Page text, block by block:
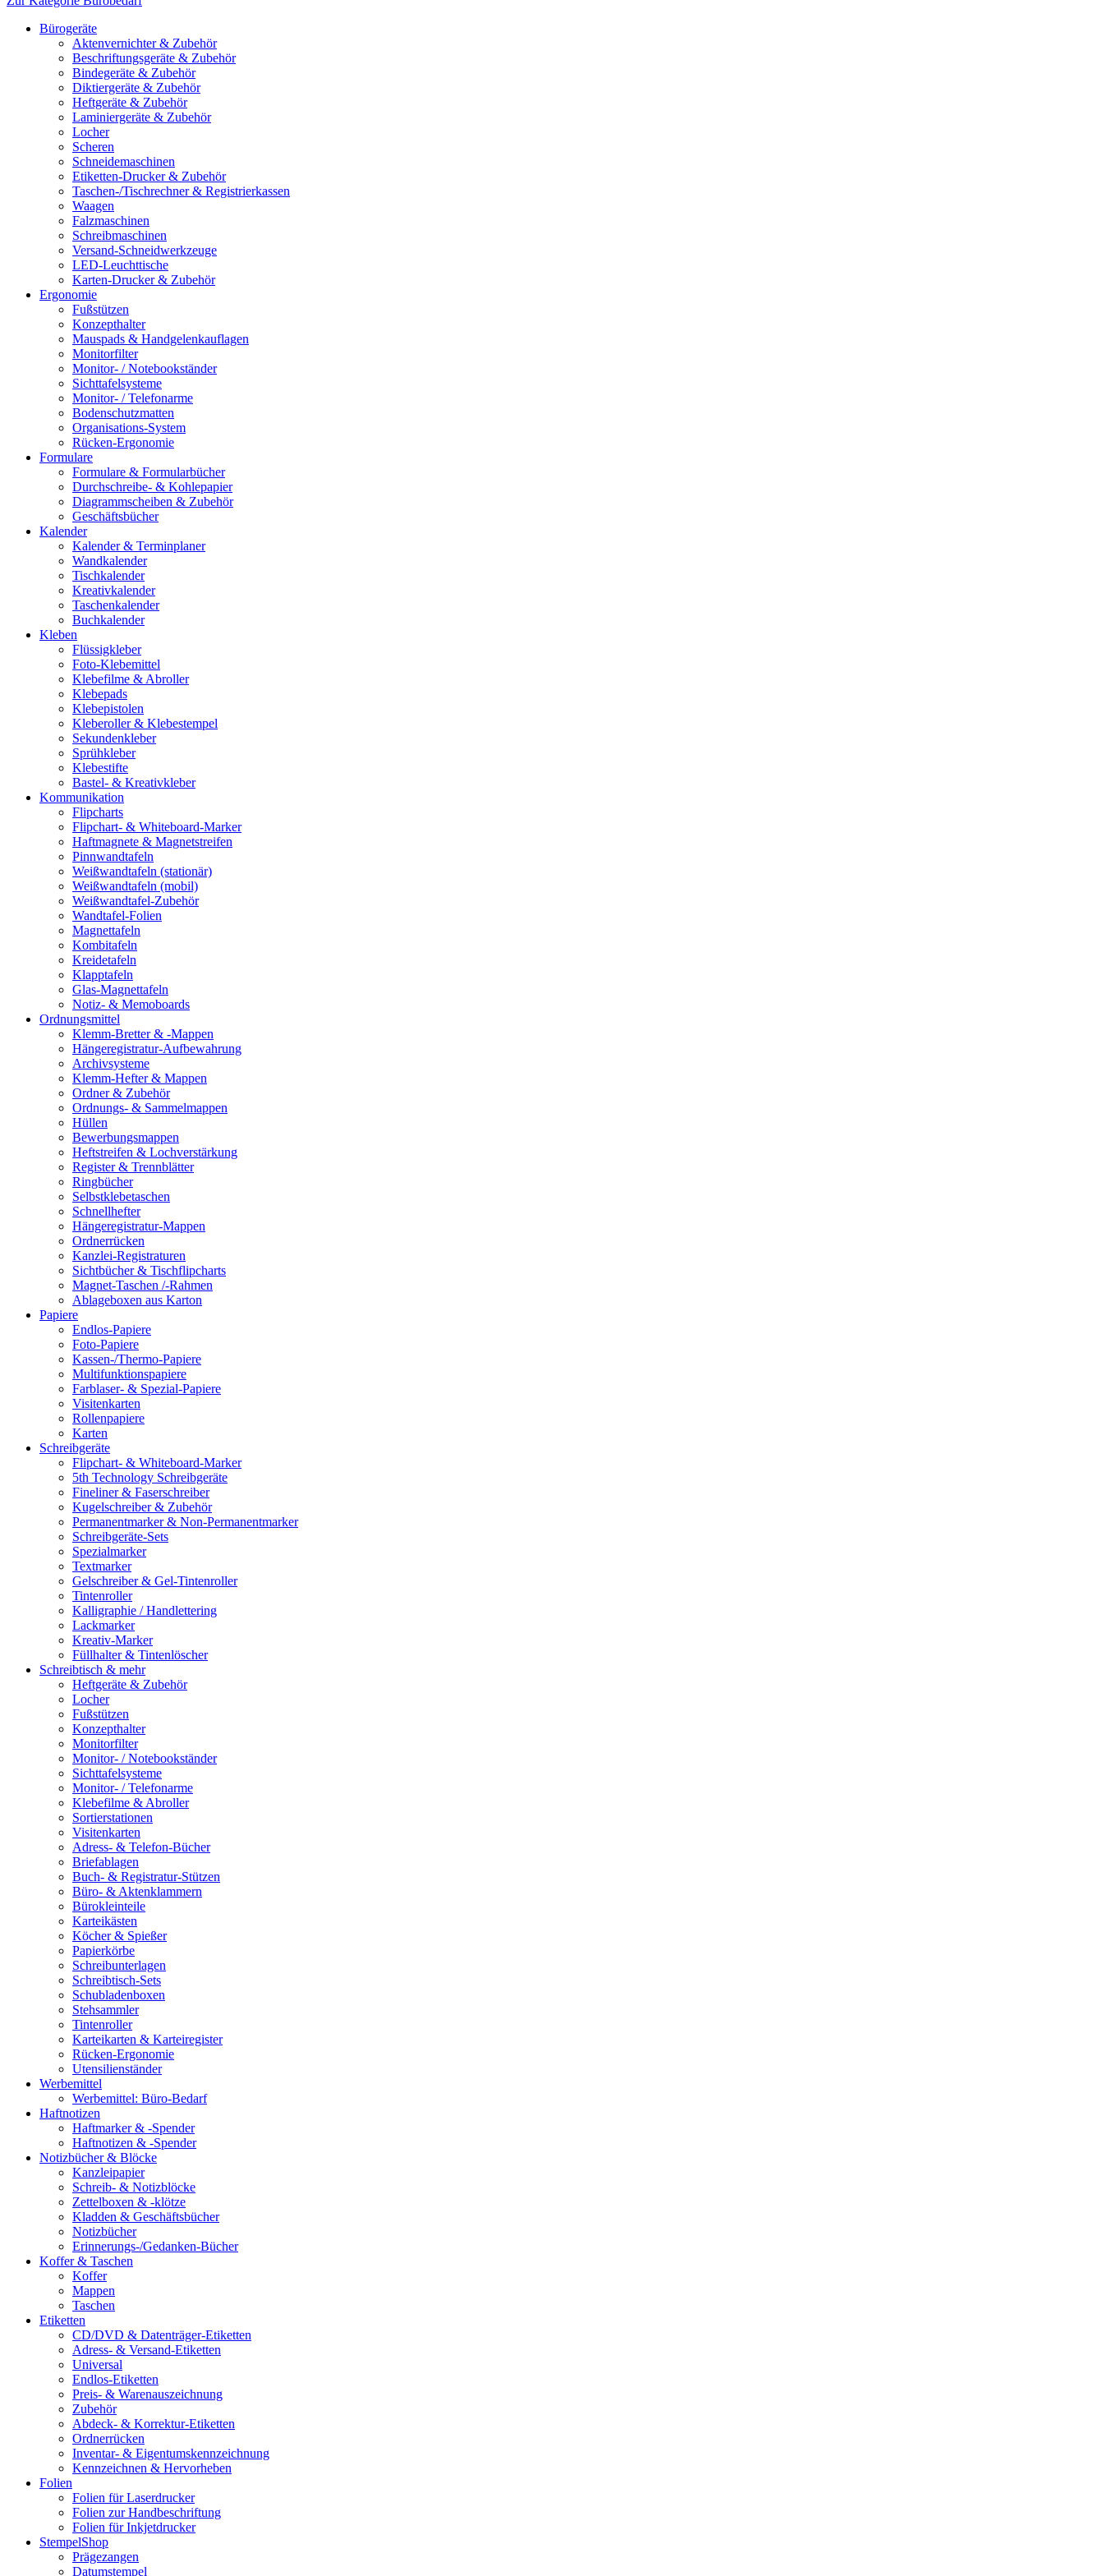
Bürogeräte
Aktenvernichter & Zubehör
Beschriftungsgeräte & Zubehör
Bindegeräte & Zubehör
Diktiergeräte & Zubehör
Heftgeräte & Zubehör
Laminiergeräte & Zubehör
Locher
Scheren
Schneidemaschinen
Etiketten-Drucker & Zubehör
Taschen-/Tischrechner & Registrierkassen
Waagen
Falzmaschinen
Schreibmaschinen
Versand-Schneidwerkzeuge
LED-Leuchttische
Karten-Drucker & Zubehör
Ergonomie
Fußstützen
Konzepthalter
Mauspads & Handgelenkauflagen
Monitorfilter
Monitor- / Notebookständer
Sichttafelsysteme
Monitor- / Telefonarme
Bodenschutzmatten
Organisations-System
Rücken-Ergonomie
Formulare
Formulare & Formularbücher
Durchschreibe- & Kohlepapier
Diagrammscheiben & Zubehör
Geschäftsbücher
Kalender
Kalender & Terminplaner
Wandkalender
Tischkalender
Kreativkalender
Taschenkalender
Buchkalender
Kleben
Flüssigkleber
Foto-Klebemittel
Klebefilme & Abroller
Klebepads
Klebepistolen
Kleberoller & Klebestempel
Sekundenkleber
Sprühkleber
Klebestifte
Bastel- & Kreativkleber
Kommunikation
Flipcharts
Flipchart- & Whiteboard-Marker
Haftmagnete & Magnetstreifen
Pinnwandtafeln
Weißwandtafeln (stationär)
Weißwandtafeln (mobil)
Weißwandtafel-Zubehör
Wandtafel-Folien
Magnettafeln
Kombitafeln
Kreidetafeln
Klapptafeln
Glas-Magnettafeln
Notiz- & Memoboards
Ordnungsmittel
Klemm-Bretter & -Mappen
Hängeregistratur-Aufbewahrung
Archivsysteme
Klemm-Hefter & Mappen
Ordner & Zubehör
Ordnungs- & Sammelmappen
Hüllen
Bewerbungsmappen
Heftstreifen & Lochverstärkung
Register & Trennblätter
Ringbücher
Selbstklebetaschen
Schnellhefter
Hängeregistratur-Mappen
Ordnerrücken
Kanzlei-Registraturen
Sichtbücher & Tischflipcharts
Magnet-Taschen /-Rahmen
Ablageboxen aus Karton
Papiere
Endlos-Papiere
Foto-Papiere
Kassen-/Thermo-Papiere
Multifunktionspapiere
Farblaser- & Spezial-Papiere
Visitenkarten
Rollenpapiere
Karten
Schreibgeräte
Flipchart- & Whiteboard-Marker
5th Technology Schreibgeräte
Fineliner & Faserschreiber
Kugelschreiber & Zubehör
Permanentmarker & Non-Permanentmarker
Schreibgeräte-Sets
Spezialmarker
Textmarker
Gelschreiber & Gel-Tintenroller
Tintenroller
Kalligraphie / Handlettering
Lackmarker
Kreativ-Marker
Füllhalter & Tintenlöscher
Schreibtisch & mehr
Heftgeräte & Zubehör
Locher
Fußstützen
Konzepthalter
Monitorfilter
Monitor- / Notebookständer
Sichttafelsysteme
Monitor- / Telefonarme
Klebefilme & Abroller
Sortierstationen
Visitenkarten
Adress- & Telefon-Bücher
Briefablagen
Buch- & Registratur-Stützen
Büro- & Aktenklammern
Bürokleinteile
Karteikästen
Köcher & Spießer
Papierkörbe
Schreibunterlagen
Schreibtisch-Sets
Schubladenboxen
Stehsammler
Tintenroller
Karteikarten & Karteiregister
Rücken-Ergonomie
Utensilienständer
Werbemittel
Werbemittel: Büro-Bedarf
Haftnotizen
Haftmarker & -Spender
Haftnotizen & -Spender
Notizbücher & Blöcke
Kanzleipapier
Schreib- & Notizblöcke
Zettelboxen & -klötze
Kladden & Geschäftsbücher
Notizbücher
Erinnerungs-/Gedanken-Bücher
Koffer & Taschen
Koffer
Mappen
Taschen
Etiketten
CD/DVD & Datenträger-Etiketten
Adress- & Versand-Etiketten
Universal
Endlos-Etiketten
Preis- & Warenauszeichnung
Zubehör
Abdeck- & Korrektur-Etiketten
Ordnerrücken
Inventar- & Eigentumskennzeichnung
Kennzeichnen & Hervorheben
Folien
Folien für Laserdrucker
Folien zur Handbeschriftung
Folien für Inkjetdrucker
StempelShop
Prägezangen
Datumstempel